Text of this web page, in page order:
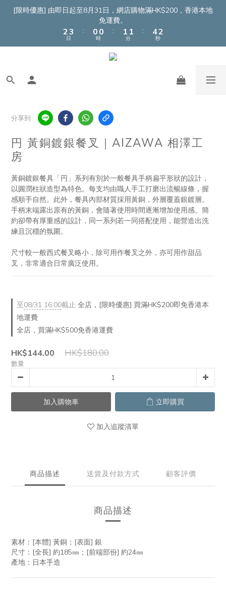
[限時優惠] 由即日起至8月31日，網店購物滿HK$200，香港本地
免運費。
4
2
1
5
3
2
日
:
2
0
2
1
0
時
:
3
2
1
0
3
1
0
分
:
6
4
3
4
2
1
秒
分享到
円 黃銅鍍銀餐叉｜AIZAWA 相澤工
房
黃銅鍍銀餐具「円」系列有別於一般餐具手柄扁平形狀的設計，
以圓潤柱狀造型為特色。每支均由職人手工打磨出流暢線條，握
感順手自然。此外，餐具內部材質採用黃銅，外層覆蓋銀鍍層。
手柄末端露出原有的黃銅，會隨著使用時間逐漸增加使用感。簡
約卻帶有厚重感的設計，同一系列若一同搭配使用，能營造出洗
練且沉穩的氛圍。
尺寸較一般西式餐叉略小，除可用作餐叉之外，亦可用作甜品
叉，非常適合日常廣泛使用。
至08/31 16:00截止 全店，[限時優惠] 買滿HK$200即免香港本
地運費
全店，買滿HK$500免香港運費
HK$144.00 HK$180.00
數量
加入購物車 立即購買
加入追蹤清單
商品描述 送貨及付款方式 顧客評價
商品描述
素材：[本體] 黃銅；[表面] 銀
尺寸：[全長] 約185㎜；[前端部份] 約24㎜
產地：日本手造